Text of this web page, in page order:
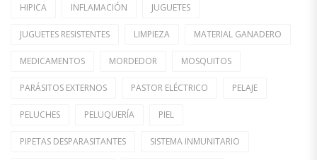
HIPICA INFLAMACIÓN JUGUETES
JUGUETES RESISTENTES LIMPIEZA MATERIAL GANADERO
MEDICAMENTOS MORDEDOR MOSQUITOS
PARÁSITOS EXTERNOS PASTOR ELÉCTRICO PELAJE
PELUCHES PELUQUERÍA PIEL
PIPETAS DESPARASITANTES SISTEMA INMUNITARIO